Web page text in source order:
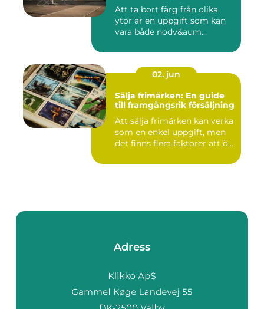
Att ta bort färg från olika
ytor är en uppgift som kan
vara både nödv&aum...
02. jun
Sälja frimärken: En guide
till framgångsrik försäljning
Att sälja frimärken kan verka
som en enkel uppgift, men
det finns flera faktorer att ö...
Adress